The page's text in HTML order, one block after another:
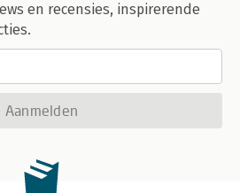
en recensies, inspirerende
Aanmelden